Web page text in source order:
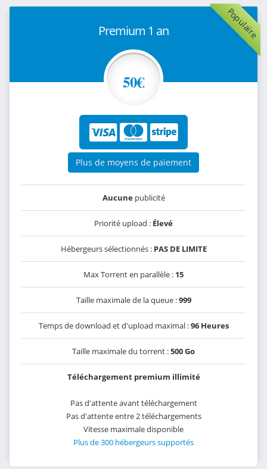
Populaire
Premium 1 an
50€
Plus de moyens de paiement
Aucunepublicité
Priorité upload : Élevé
Hébergeurs sélectionnés : PAS DE LIMITE
Max Torrent en parallèle : 15
Taille maximale de la queue :999
Temps de download et d'upload maximal :96 Heures
Taille maximale du torrent :500 Go
Téléchargement premium illimité
Pas d'attente avant téléchargement
Pas d'attente entre 2 téléchargements
Vitesse maximale disponible
Plus de 300 hébergeurs supportés